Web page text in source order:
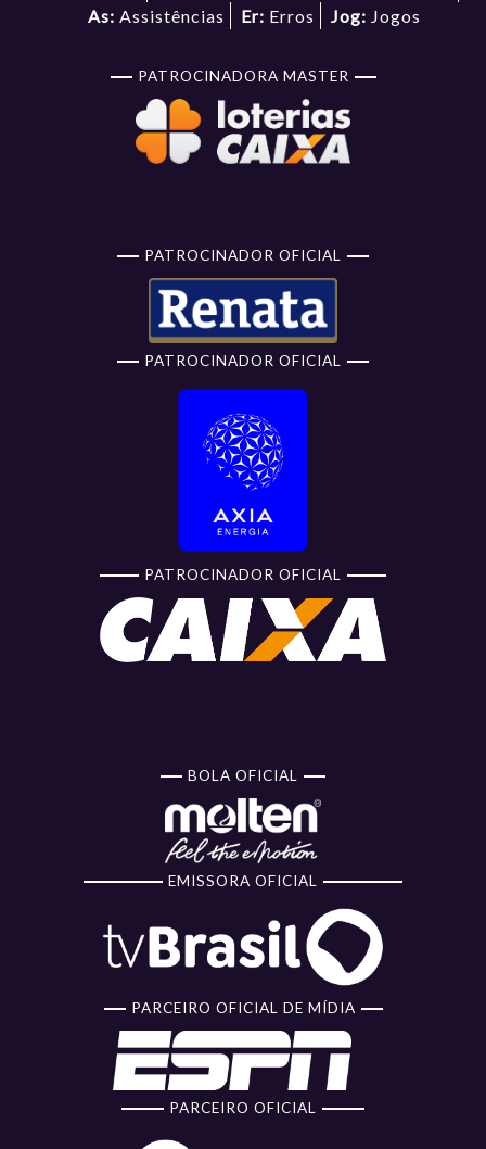
As: Assistências Er: Erros Jog: Jogos
PATROCINADORA MASTER
PATROCINADOR OFICIAL
PATROCINADOR OFICIAL
PATROCINADOR OFICIAL
BOLA OFICIAL
EMISSORA OFICIAL
PARCEIRO OFICIAL DE MÍDIA
PARCEIRO OFICIAL